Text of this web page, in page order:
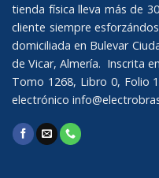
tienda física lleva más de
cliente siempre
domiciliada en Bulevar
de Vicar, Almería. Inscrita
Tomo 1268, Libro 0, Folio
electrónico